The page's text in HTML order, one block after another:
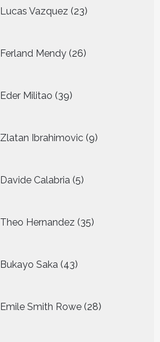
Lucas Vazquez 23
producten
Ferland Mendy 26
producten
Eder Militao 39
producten
Zlatan Ibrahimovic 9
producten
Davide Calabria 5
producten
Theo Hernandez 35
producten
Bukayo Saka 43
producten
Emile Smith Rowe 28
producten